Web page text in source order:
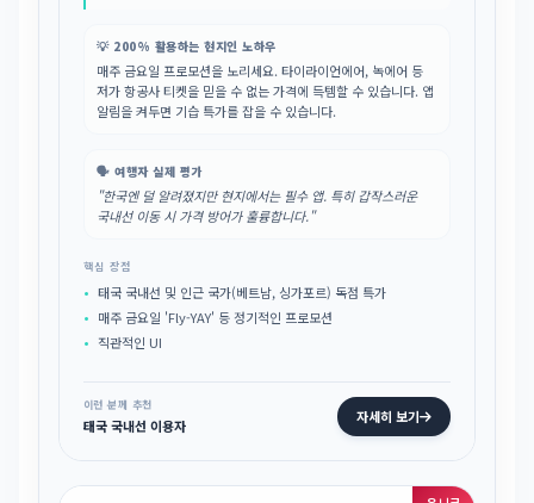
💡 200% 활용하는 현지인 노하우
매주 금요일 프로모션을 노리세요. 타이라이언에어, 녹에어 등
저가 항공사 티켓을 믿을 수 없는 가격에 득템할 수 있습니다. 앱
알림을 켜두면 기습 특가를 잡을 수 있습니다.
🗣️ 여행자 실제 평가
"한국엔 덜 알려졌지만 현지에서는 필수 앱. 특히 갑작스러운
국내선 이동 시 가격 방어가 훌륭합니다."
핵심 장점
태국 국내선 및 인근 국가(베트남, 싱가포르) 독점 특가
매주 금요일 'Fly-YAY' 등 정기적인 프로모션
직관적인 UI
이런 분께 추천
태국 국내선 이용자 자세히 보기